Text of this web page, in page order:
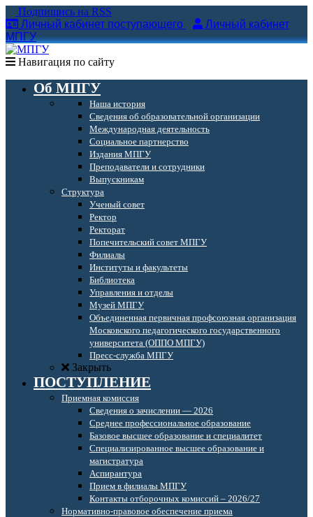
Подпишись на RSS
Личный кабинет поступающего
Личный кабинет
МПГУ
Навигация по сайту
Об МПГУ
Наша история
Сведения об образовательной организации
Международная деятельность
Социальное партнерство
Издания МПГУ
Преподаватели и сотрудники
Выпускникам
Структура
Ученый совет
Ректор
Ректорат
Попечительский совет МПГУ
Филиалы
Институты и факультеты
Библиотека
Управления и отделы
Музей МПГУ
Объединенная первичная профсоюзная организация
Московского педагогического государственного
университета (ОППО МПГУ)
Пресс-служба МПГУ
Закрыть
ПОСТУПЛЕНИЕ
Приемная комиссия
Сведения о зачислении — 2026
Среднее профессиональное образование
Базовое высшее образование и специалитет
Специализированное высшее образование и
магистратура
Аспирантура
Прием в филиалы МПГУ
Контакты отборочных комиссий – 2026/27
Нормативно-правовое обеспечение приема